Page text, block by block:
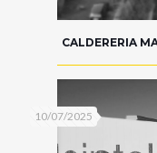
CALDERERIA
10/07/2025